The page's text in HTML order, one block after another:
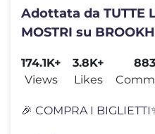
Adottata da TUTTE
MOSTRI su
174.1K+
Views
3.8K+
Likes